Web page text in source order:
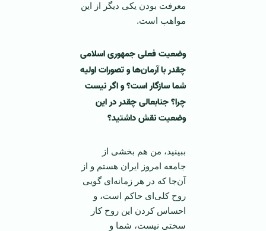
معرفت بودن یکی دیگر از این
مواهب است.
وضعیت فعلی جمهوری اسلامی
چقدر با آرمان‌ها و تصورات اولیه
شما سازگار است؟ و اگر نیست
چرا؟ جنابعالی چقدر در این
وضعیت نقش داشتید؟
ببینید، من هم بخشی از
جامعه امروز ایران هستم و از
آن‌جا که در هر زمانه‌ای گویی
روح کلی‌ای حاکم است، و
احساس کردن این روح کار
سختی نیست، شما و